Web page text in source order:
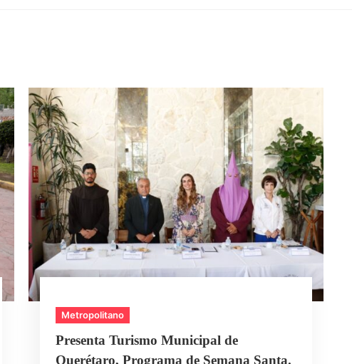
Metropolitano
Presenta Turismo Municipal de
Querétaro, Programa de Semana Santa.